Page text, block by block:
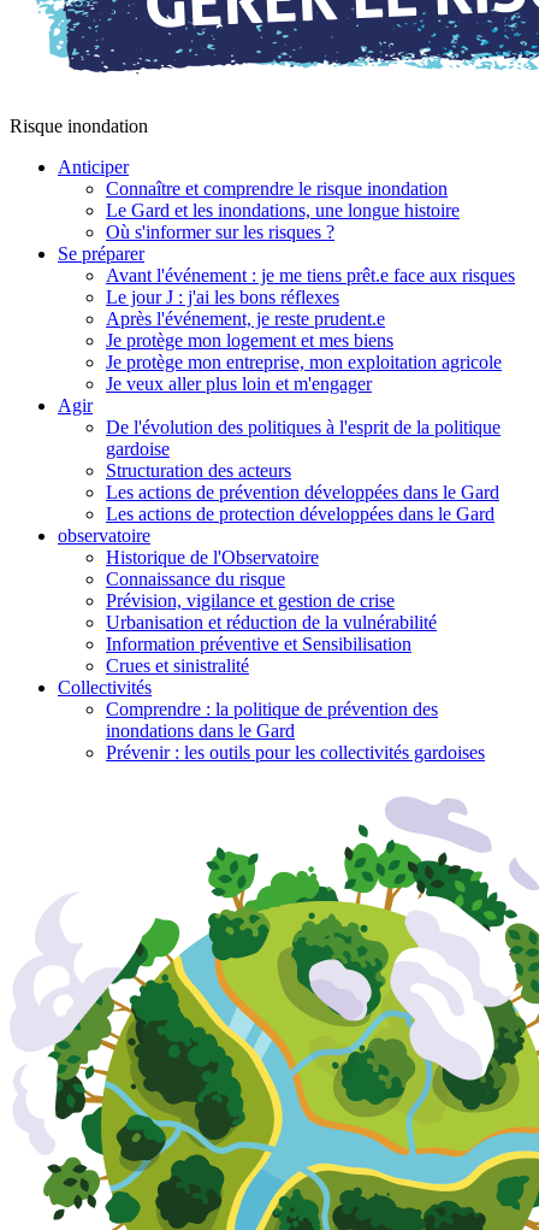
Risque inondation
Anticiper
Connaître et comprendre le risque inondation
Le Gard et les inondations, une longue histoire
Où s'informer sur les risques ?
Se préparer
Avant l'événement : je me tiens prêt.e face aux risques
Le jour J : j'ai les bons réflexes
Après l'événement, je reste prudent.e
Je protège mon logement et mes biens
Je protège mon entreprise, mon exploitation agricole
Je veux aller plus loin et m'engager
Agir
De l'évolution des politiques à l'esprit de la politique
gardoise
Structuration des acteurs
Les actions de prévention développées dans le Gard
Les actions de protection développées dans le Gard
observatoire
Historique de l'Observatoire
Connaissance du risque
Prévision, vigilance et gestion de crise
Urbanisation et réduction de la vulnérabilité
Information préventive et Sensibilisation
Crues et sinistralité
Collectivités
Comprendre : la politique de prévention des
inondations dans le Gard
Prévenir : les outils pour les collectivités gardoises